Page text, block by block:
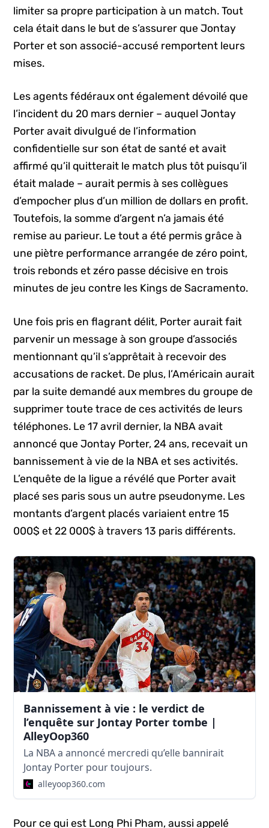
limiter sa propre participation à un match. Tout
cela était dans le but de s’assurer que Jontay
Porter et son associé-accusé remportent leurs
mises.
Les agents fédéraux ont également dévoilé que
l’incident du 20 mars dernier – auquel Jontay
Porter avait divulgué de l’information
confidentielle sur son état de santé et avait
affirmé qu’il quitterait le match plus tôt puisqu’il
était malade – aurait permis à ses collègues
d’empocher plus d’un million de dollars en profit.
Toutefois, la somme d’argent n’a jamais été
remise au parieur. Le tout a été permis grâce à
une piètre performance arrangée de zéro point,
trois rebonds et zéro passe décisive en trois
minutes de jeu contre les Kings de Sacramento.
Une fois pris en flagrant délit, Porter aurait fait
parvenir un message à son groupe d’associés
mentionnant qu’il s’apprêtait à recevoir des
accusations de racket. De plus, l’Américain aurait
par la suite demandé aux membres du groupe de
supprimer toute trace de ces activités de leurs
téléphones. Le 17 avril dernier, la NBA avait
annoncé que Jontay Porter, 24 ans, recevait un
bannissement à vie de la NBA et ses activités.
L’enquête de la ligue a révélé que Porter avait
placé ses paris sous un autre pseudonyme. Les
montants d’argent placés variaient entre 15
000$ et 22 000$ à travers 13 paris différents.
Bannissement à vie : le verdict de
l’enquête sur Jontay Porter tombe |
AlleyOop360
La NBA a annoncé mercredi qu’elle bannirait
Jontay Porter pour toujours.
alleyoop360.com
Pour ce qui est Long Phi Pham, aussi appelé